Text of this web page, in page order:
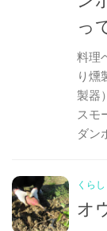
っ
料理
り燻
製器
スモ
ダン
くらし
オ